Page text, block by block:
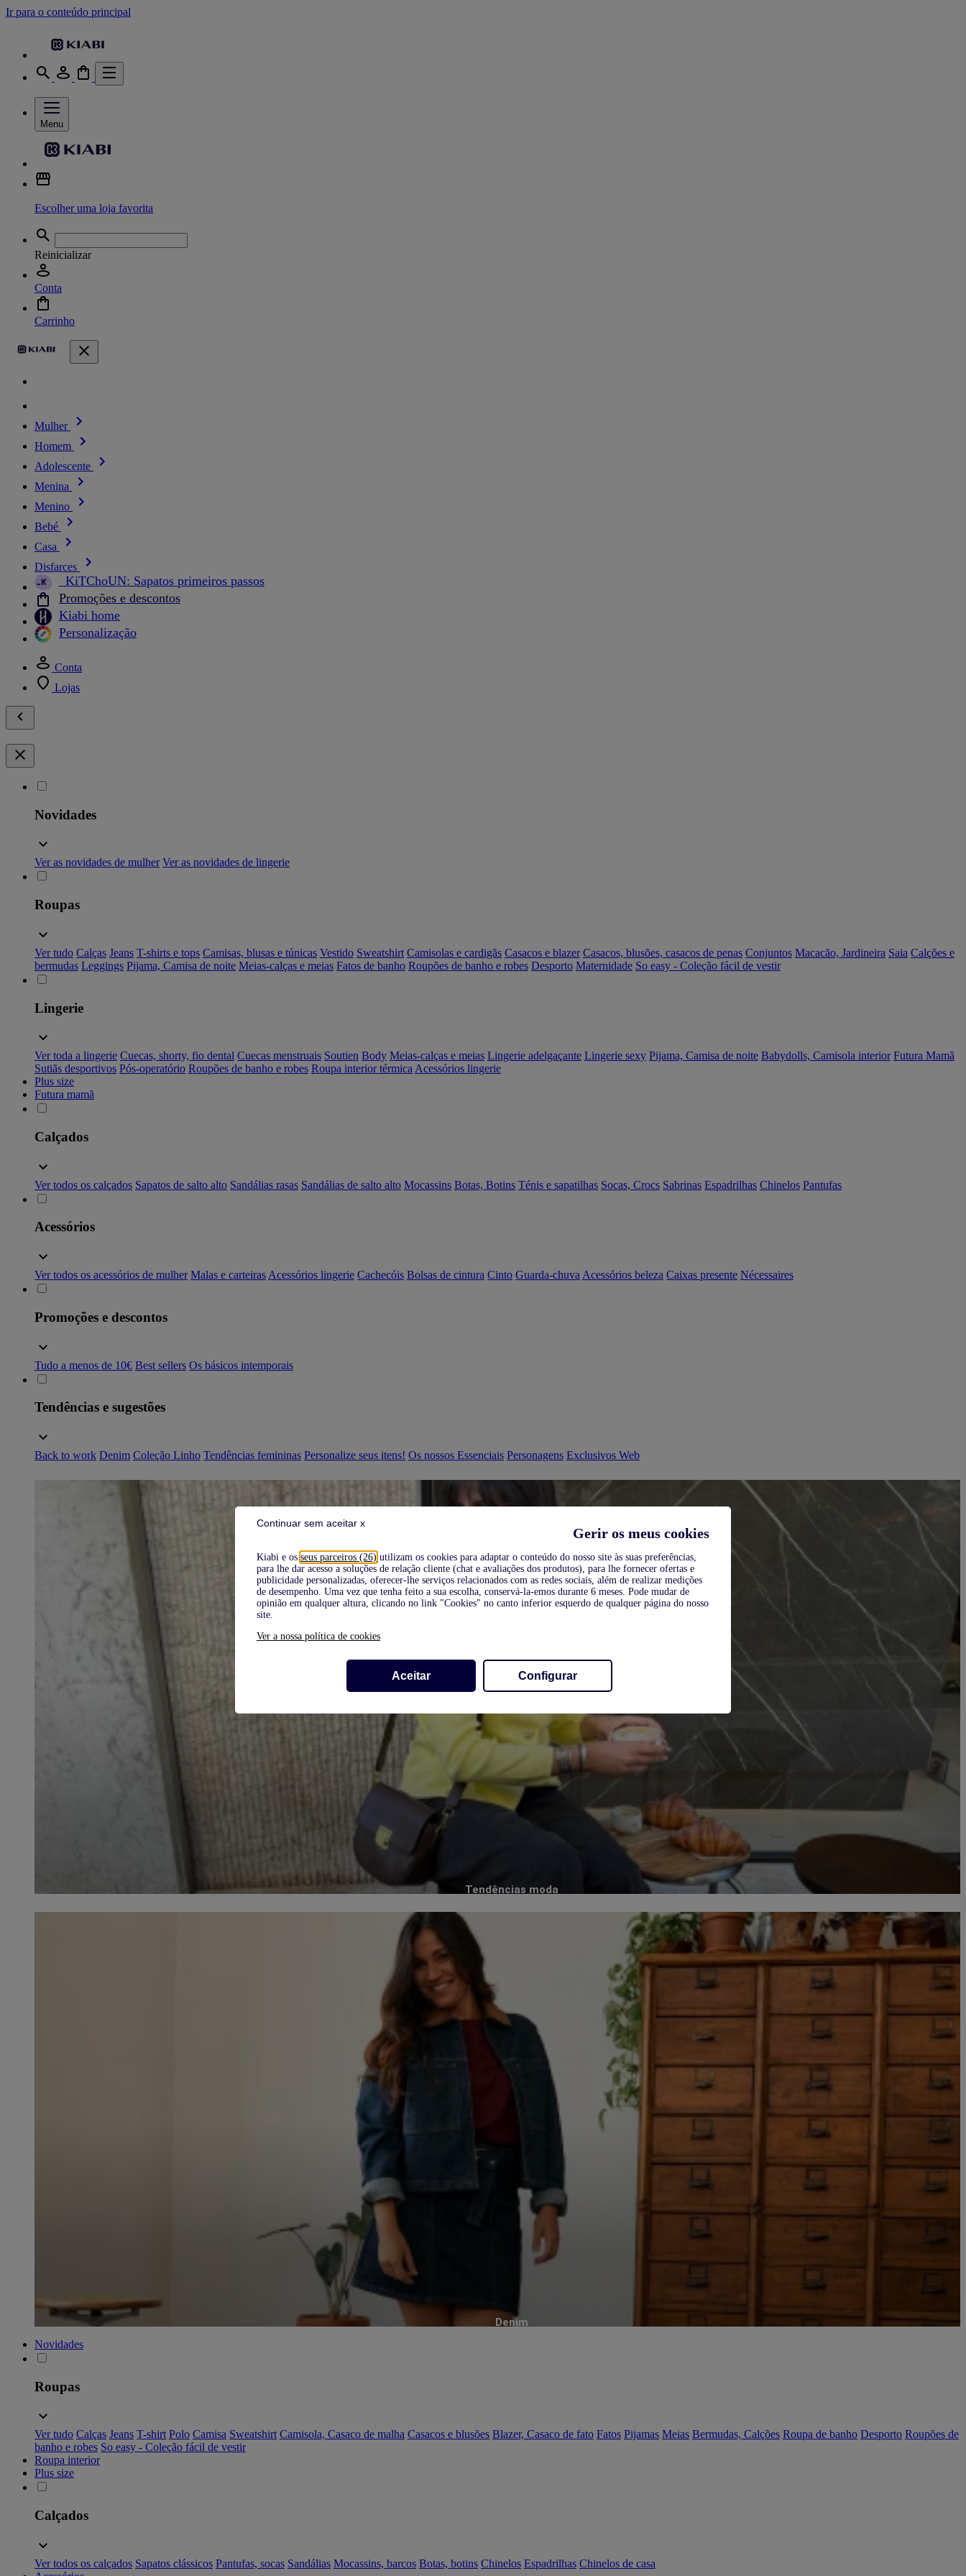
Gerir os meus cookies
Kiabi e os seus parceiros (26) utilizam os cookies para adaptar o conteúdo do nosso site às suas preferências,
para lhe dar acesso a soluções de relação cliente (chat e avaliações dos produtos), para lhe fornecer ofertas e
publicidade personalizadas, oferecer-lhe serviços relacionados com as redes sociais, além de realizar medições
de desempenho. Uma vez que tenha feito a sua escolha, conservá-la-emos durante 6 meses. Pode mudar de
opinião em qualquer altura, clicando no link "Cookies" no canto inferior esquerdo de qualquer página do nosso
site.
Ver a nossa política de cookies
Aceitar Configurar
Continuar sem aceitar x
Ir para o conteúdo principal
Menu
Escolher uma loja favorita
Reinicializar
Conta
Carrinho
Mulher
Homem
Adolescente
Menina
Menino
Bebé
Casa
Disfarces
_KiTChoUN: Sapatos primeiros passos
Promoções e descontos
Kiabi home
Personalização
Conta
Lojas
Novidades
Ver as novidades de mulher Ver as novidades de lingerie
Roupas
Ver tudo Calças Jeans T-shirts e tops Camisas, blusas e túnicas Vestido Sweatshirt Camisolas e cardigãs Casacos e blazer Casacos, blusões, casacos de penas Conjuntos Macacão, Jardineira Saia Calções e
bermudas Leggings Pijama, Camisa de noite Meias-calças e meias Fatos de banho Roupões de banho e robes Desporto Maternidade So easy - Coleção fácil de vestir
Lingerie
Ver toda a lingerie Cuecas, shorty, fio dental Cuecas menstruais Soutien Body Meias-calças e meias Lingerie adelgaçante Lingerie sexy Pijama, Camisa de noite Babydolls, Camisola interior Futura Mamã
Sutiãs desportivos Pós-operatório Roupões de banho e robes Roupa interior térmica Acessórios lingerie
Plus size
Futura mamã
Calçados
Ver todos os calçados Sapatos de salto alto Sandálias rasas Sandálias de salto alto Mocassins Botas, Botins Ténis e sapatilhas Socas, Crocs Sabrinas Espadrilhas Chinelos Pantufas
Acessórios
Ver todos os acessórios de mulher Malas e carteiras Acessórios lingerie Cachecóis Bolsas de cintura Cinto Guarda-chuva Acessórios beleza Caixas presente Nécessaires
Promoções e descontos
Tudo a menos de 10€ Best sellers Os básicos intemporais
Tendências e sugestões
Back to work Denim Coleção Linho Tendências femininas Personalize seus itens! Os nossos Essenciais Personagens Exclusivos Web
Tendências moda
Denim
Novidades
Roupas
Ver tudo Calças Jeans T-shirt Polo Camisa Sweatshirt Camisola, Casaco de malha Casacos e blusões Blazer, Casaco de fato Fatos Pijamas Meias Bermudas, Calções Roupa de banho Desporto Roupões de
banho e robes So easy - Coleção fácil de vestir
Roupa interior
Plus size
Calçados
Ver todos os calçados Sapatos clássicos Pantufas, socas Sandálias Mocassins, barcos Botas, botins Chinelos Espadrilhas Chinelos de casa